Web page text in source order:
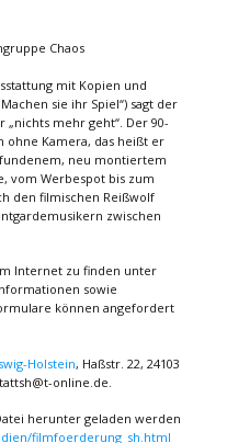
Chaos
mit Kopien und
sie ihr Spiel“) sagt der
mehr geht“. Der 90-
ohne Kamera, das heißt er
neu montiertem
vom Werbespot bis zum
den filmischen Reißwolf
zwischen
Internet zu finden unter
sowie
können angefordert
Holstein, Haßstr. 22, 24103
online.de.
herunter geladen werden
filmfoerderung_sh.html